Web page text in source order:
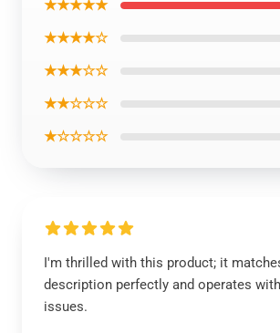
★★★★★
★★★★☆
★★★☆☆
★★☆☆☆
★☆☆☆☆
I'm thrilled with this product; it
description perfectly and operates
issues.